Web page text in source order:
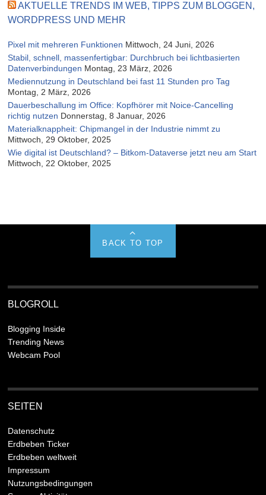
AKTUELLE TRENDS IM WEB, TIPPS ZUM BLOGGEN,
WORDPRESS UND MEHR
Pixel mit mehreren Funktionen Mittwoch, 24 Juni, 2026
Stabil, schnell, massenfertigbar: Durchbruch bei lichtbasierten
Datenverbindungen Montag, 23 März, 2026
Mediennutzung in Deutschland bei fast 11 Stunden pro Tag
Montag, 2 März, 2026
Dauerbeschallung im Office: Kopfhörer mit Noice-Cancelling
richtig nutzen Donnerstag, 8 Januar, 2026
Materialknappheit: Chipmangel in der Industrie nimmt zu
Mittwoch, 29 Oktober, 2025
Wie digital ist Deutschland? – Bitkom-Dataverse jetzt neu am Start
Mittwoch, 22 Oktober, 2025
BACK TO TOP
BLOGROLL
Blogging Inside
Trending News
Webcam Pool
SEITEN
Datenschutz
Erdbeben Ticker
Erdbeben weltweit
Impressum
Nutzungsbedingungen